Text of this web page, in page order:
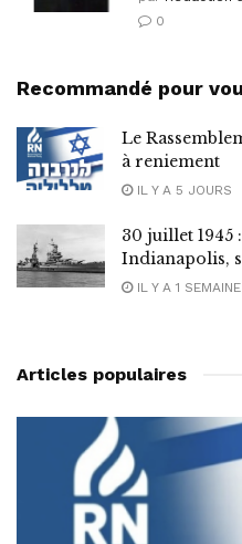
0
Recommandé pour
Le
à reniement
IL Y A 5 JOURS
30 juillet 1945
Indianapolis,
IL Y A 1 SEMAINE
Articles populaires